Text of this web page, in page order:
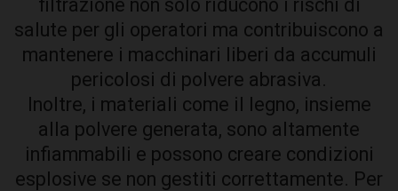
filtrazione non solo riducono i rischi di
salute per gli operatori ma contribuiscono a
mantenere i macchinari liberi da accumuli
pericolosi di polvere abrasiva.
Inoltre, i materiali come il legno, insieme
alla polvere generata, sono altamente
infiammabili e possono creare condizioni
esplosive se non gestiti correttamente. Per